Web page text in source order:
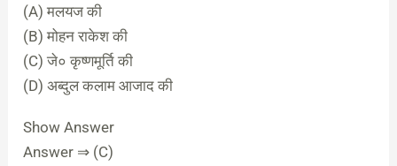
(A) मलयज की
(B) मोहन राकेश की
(C) जे० कृष्णमूर्ति की
(D) अब्दुल कलाम आजाद की
Show Answer
Answer ⇒ (C)